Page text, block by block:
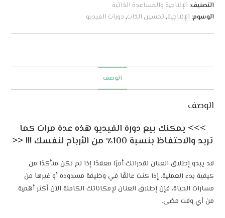
t
r
e
التصنيف: الإنتاجية والمساعدة الذاتية
الوسوم: الإنتاجية, تحسين الذات, دورات الفيديو
الوصف
الوصف
>>> يمكنك بيع دورة الفيديو هذه عدة مرات كما
تريد والاحتفاظ بنسبة 100٪ من الأرباح لنفسك !!! <<
قد يبدو إطلاق العنان لقدراتك أمرًا معقدًا إذا لم تكن متأكدًا من
كيفية بدء العملية. إذا كنت عالقًا في وظيفة مسدودة أو غيرها من
مسارات الحياة، فإن إطلاق العنان لإمكاناتك الكاملة الآن أكثر أهمية
من أي وقت مضى.